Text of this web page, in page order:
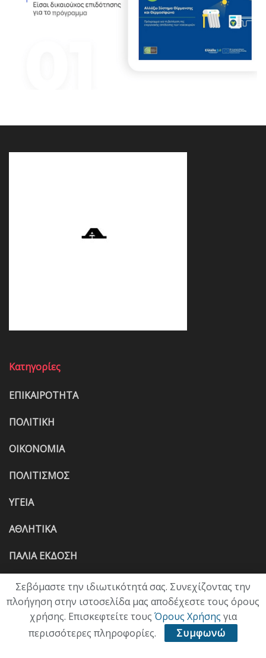
Κατηγορίες
ΕΠΙΚΑΙΡΟΤΗΤΑ
ΠΟΛΙΤΙΚΗ
ΟΙΚΟΝΟΜΙΑ
ΠΟΛΙΤΙΣΜΟΣ
ΥΓΕΙΑ
ΑΘΛΗΤΙΚΑ
ΠΑΛΙΑ ΕΚΔΟΣΗ
Σεβόμαστε την ιδιωτικότητά σας. Συνεχίζοντας την
πλοήγηση στην ιστοσελίδα μας αποδέχεστε τους όρους
χρήσης. Επισκεφτείτε τους Όρους Χρήσης για
περισσότερες πληροφορίες.
Συμφωνώ